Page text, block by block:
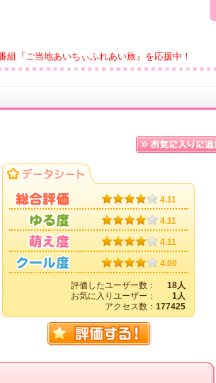
組『ご当地あいちぃふれあい旅』を応援中！
4.11
4.11
4.11
4.00
評価したユーザー数：
18人
お気に入りユーザー：
1人
アクセス数： 177425